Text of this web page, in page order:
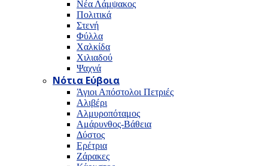
Νέα Λάμψακος
Πολιτικά
Στενή
Φύλλα
Χαλκίδα
Χιλιαδού
Ψαχνά
Νότια Εύβοια
Άγιοι Απόστολοι Πετριές
Αλιβέρι
Αλμυροπόταμος
Αμάρυνθος-Βάθεια
Δύστος
Ερέτρια
Ζάρακες